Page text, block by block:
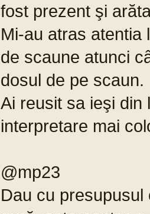
fost prezent şi
Mi-au atras atentia
de scaune atunci
dosul de pe scaun.
Ai reusit sa ieşi din
interpretare mai
@mp23
Dau cu